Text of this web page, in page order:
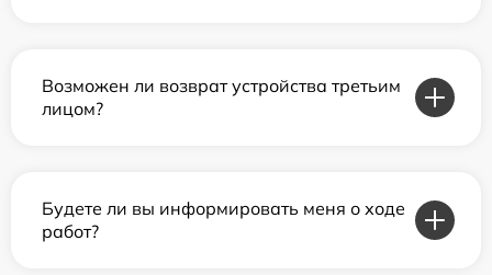
Возможен ли возврат устройства третьим
лицом?
Будете ли вы информировать меня о ходе
работ?